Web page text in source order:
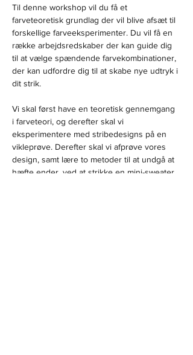
Til denne workshop vil du få et
farveteoretisk grundlag der vil blive afsæt til
forskellige farveeksperimenter. Du vil få en
række arbejdsredskaber der kan guide dig
til at vælge spændende farvekombinationer,
der kan udfordre dig til at skabe nye udtryk i
dit strik.
Vi skal først have en teoretisk gennemgang
i farveteori, og derefter skal vi
eksperimentere med stribedesigns på en
vikleprøve. Derefter skal vi afprøve vores
design, samt lære to metoder til at undgå at
hæfte ender, ved at strikke en mini-sweater.